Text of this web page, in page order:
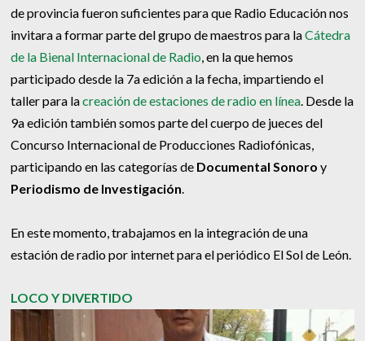
de provincia fueron suficientes para que Radio Educación nos
invitara a formar parte del grupo de maestros para laCátedra
de la Bienal Internacional de Radio, en la que hemos
participado desde la 7a edición a la fecha, impartiendo el
taller para lacreación de estaciones de radio en línea. Desde la
9a edición también somos parte del cuerpo de jueces del
Concurso Internacional de Producciones Radiofónicas,
participando en las categorías de Documental Sonoro y
Periodismo de Investigación.
En este momento, trabajamos en la integración de una
estación de radio por internet para el periódico El Sol de León.
LOCO Y DIVERTIDO